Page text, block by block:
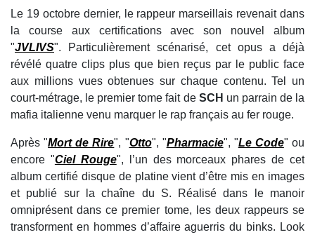
Le 19 octobre dernier, le rappeur marseillais revenait dans
la course aux certifications avec son nouvel album
"JVLIVS". Particulièrement scénarisé, cet opus a déjà
révélé quatre clips plus que bien reçus par le public face
aux millions vues obtenues sur chaque contenu. Tel un
court-métrage, le premier tome fait de SCH un parrain de la
mafia italienne venu marquer le rap français au fer rouge.
Après "Mort de Rire", "Otto", "Pharmacie", "Le Code" ou
encore "Ciel Rouge", l’un des morceaux phares de cet
album certifié disque de platine vient d’être mis en images
et publié sur la chaîne du S. Réalisé dans le manoir
omniprésent dans ce premier tome, les deux rappeurs se
transforment en hommes d’affaire aguerris du binks. Look